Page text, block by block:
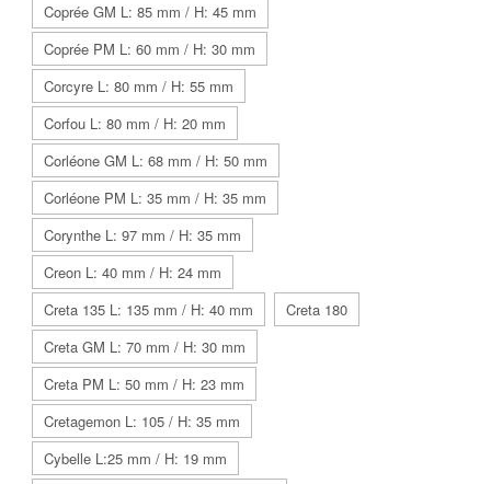
Coprée GM L: 85 mm / H: 45 mm
Coprée PM L: 60 mm / H: 30 mm
Corcyre L: 80 mm / H: 55 mm
Corfou L: 80 mm / H: 20 mm
Corléone GM L: 68 mm / H: 50 mm
Corléone PM L: 35 mm / H: 35 mm
Corynthe L: 97 mm / H: 35 mm
Creon L: 40 mm / H: 24 mm
Creta 135 L: 135 mm / H: 40 mm
Creta 180
Creta GM L: 70 mm / H: 30 mm
Creta PM L: 50 mm / H: 23 mm
Cretagemon L: 105 / H: 35 mm
Cybelle L:25 mm / H: 19 mm